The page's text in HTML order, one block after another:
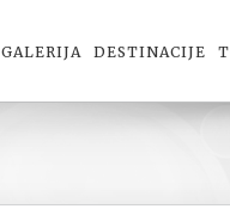
GALERIJA DESTINACIJE